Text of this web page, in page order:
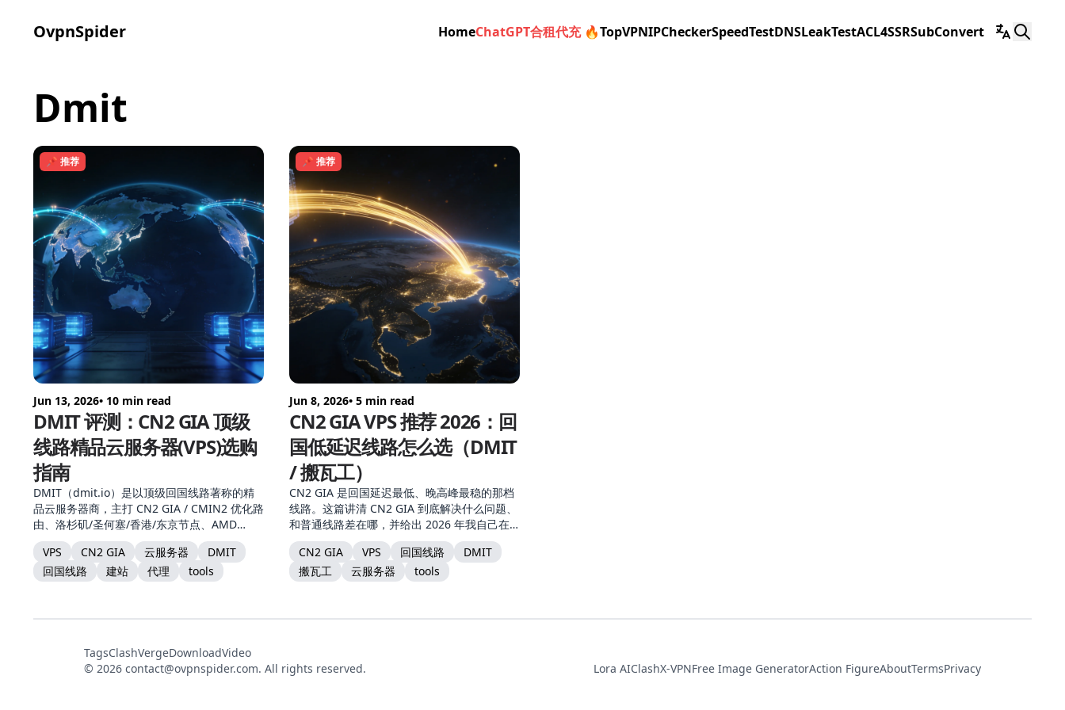
OvpnSpider HomeChatGPT合租代充 🔥TopVPNIPCheckerSpeedTestDNSLeakTestACL4SSRSubConvert
dmit
📌 推荐
Jun 13, 2026• 10 min read
DMIT 评测：CN2 GIA 顶级
线路精品云服务器(VPS)选购
指南
DMIT（dmit.io）是以顶级回国线路著称的精
品云服务器商，主打 CN2 GIA / CMIN2 优化路
由、洛杉矶/圣何塞/香港/东京节点、AMD
EPYC + Intel SSD 硬件与 Anti-DDoS 防护。本
文讲清它的三档网络配置、节点选择、产品形
态与自建节点适配。
VPS CN2 GIA 云服务器
DMIT
回国线路
建站 代理 tools
📌 推荐
Jun 8, 2026• 5 min read
CN2 GIA VPS 推荐 2026：回
国低延迟线路怎么选（DMIT
/ 搬瓦工）
CN2 GIA 是回国延迟最低、晚高峰最稳的那档
线路。这篇讲清 CN2 GIA 到底解决什么问题、
和普通线路差在哪，并给出 2026 年我自己在
用、真能跑 CN2 GIA 的两款 VPS：DMIT 和搬
瓦工，附选购建议。
CN2 GIA VPS 回国线路
DMIT
搬瓦工
云服务器 tools
TagsClashVergeDownloadVideo
© 2026 contact@ovpnspider.com. All rights reserved. Lora AIClashX-VPNFree Image GeneratorAction FigureAboutTermsPrivacy